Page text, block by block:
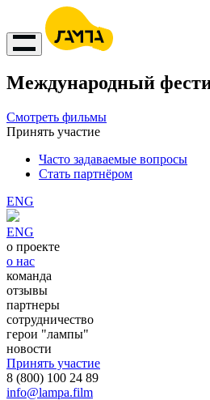
Международный
Смотреть фильмы
Принять участие
Часто задаваемые вопросы
Стать партнёром
ENG
ENG
о проекте
о нас
команда
отзывы
партнеры
сотрудничество
герои "лампы"
новости
Принять участие
8 (800) 100 24 89
info@lampa.film